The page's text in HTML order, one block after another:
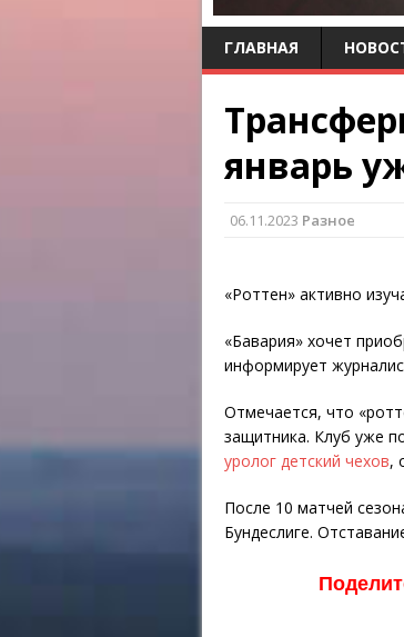
ГЛАВНАЯ
январь
06.11.2023 Разное
«Роттен» активно
«Бавария» хочет
информирует
Отмечается, что
защитника. Клуб уже
уролог детский чехов,
После 10 матчей
Бундеслиге.